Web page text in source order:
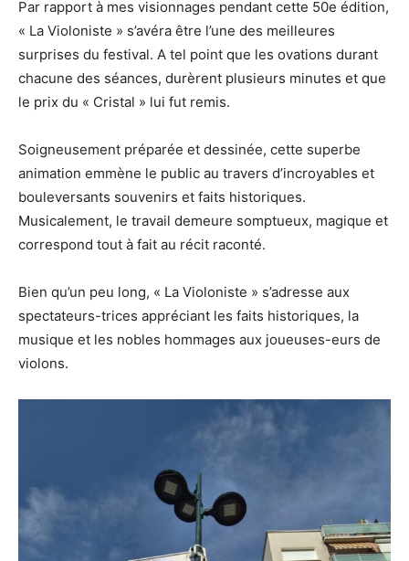
Par rapport à mes visionnages pendant cette 50e édition,
« La Violoniste » s’avéra être l’une des meilleures
surprises du festival. A tel point que les ovations durant
chacune des séances, durèrent plusieurs minutes et que
le prix du « Cristal » lui fut remis.
Soigneusement préparée et dessinée, cette superbe
animation emmène le public au travers d’incroyables et
bouleversants souvenirs et faits historiques.
Musicalement, le travail demeure somptueux, magique et
correspond tout à fait au récit raconté.
Bien qu’un peu long, « La Violoniste » s’adresse aux
spectateurs-trices appréciant les faits historiques, la
musique et les nobles hommages aux joueuses-eurs de
violons.